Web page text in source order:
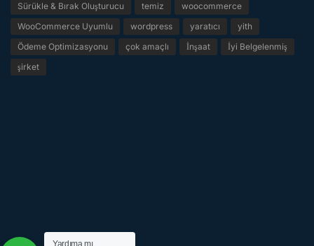
Sürükle & Bırak Oluşturucu
temiz
woocommerce
WooCommerce Uyumlu
wordpress yaratıcı
yith
Ödeme Optimizasyonu
çok amaçlı İnşaat
İyi Belgelenmiş
şirket
Yardıma mı